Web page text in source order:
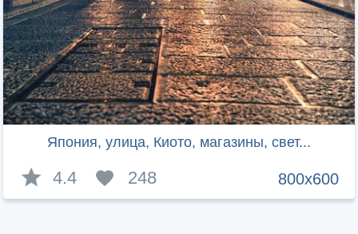
Япония, улица, Киото, магазины, свет...
800x600
4.4 248